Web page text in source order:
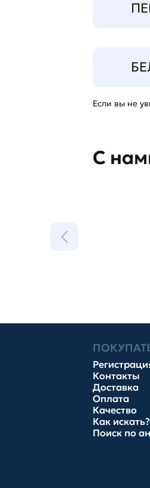
Если вы не
С
Контакты
Доставка
Оплата
Качество
Как искать?
Поиск по